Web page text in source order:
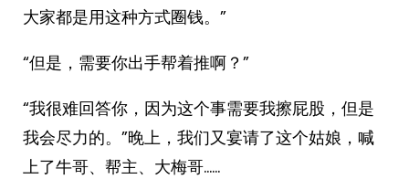
大家都是用这种方式圈钱。”
“但是，需要你出手帮着推啊？”
“我很难回答你，因为这个事需要我擦屁股，但是
我会尽力的。”晚上，我们又宴请了这个姑娘，喊
上了牛哥、帮主、大梅哥……